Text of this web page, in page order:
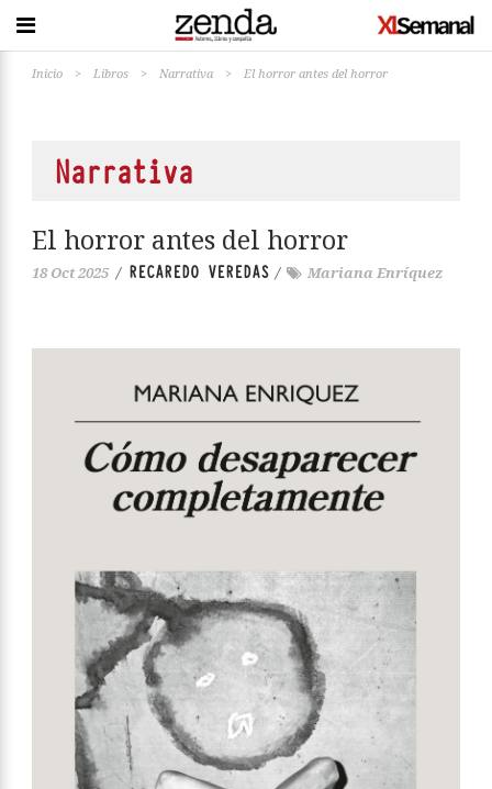
Inicio > Libros > Narrativa > El horror antes del horror
Narrativa
El horror antes del horror
18 Oct 2025 / RECAREDO VEREDAS / Mariana Enríquez